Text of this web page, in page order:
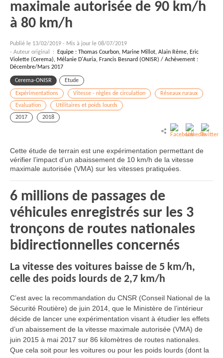
maximale autorisée de 90 km/h
à 80 km/h
Publié le 13/02/2019 - Mis à jour le 08/07/2019
- Auteur original :
Equipe : Thomas Courbon, Marine Millot, Alain Rème, Eric
Violette (Cerema), Mélanie D'Auria, Francis Besnard (ONISR) / Achèvement :
Décembre/Mars 2017
Cerema-ONISR Etude
Expérimentations Vitesse - règles de circulation
Réseaux ruraux
Evaluation
Utilitaires et poids lourds
2017
2018
Cette étude de terrain est une expérimentation permettant de
vérifier l’impact d’un abaissement de 10 km/h de la vitesse
maximale autorisée (VMA) sur les vitesses pratiquées.
6 millions de passages de
véhicules enregistrés sur les 3
tronçons de routes nationales
bidirectionnelles concernés
La vitesse des voitures baisse de 5 km/h,
celle des poids lourds de 2,7 km/h
C’est avec la recommandation du CNSR (Conseil National de la
Sécurité Routière) de juin 2014, que le Ministère de l’intérieur
décide de lancer une expérimentation visant à étudier les effets
d’un abaissement de la vitesse maximale autorisée (VMA) de
juin 2015 à mai 2017 sur 86 kilomètres de routes nationales.
Que cela soit pour les voitures ou pour les poids lourds (dont la